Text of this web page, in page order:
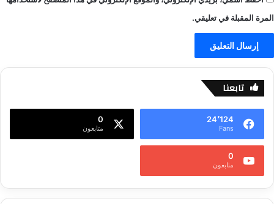
ا
ب
ل
ا
ل
ا
ي
ي
ا
المرة المقبلة في تعليقي.
تابعنا
24٬124
Fans
0
متابعون
0
متابعون